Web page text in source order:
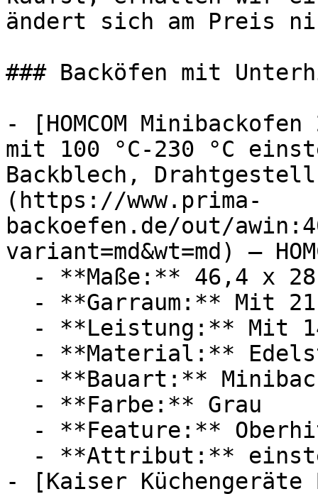
ändert sich am Preis
### Backöfen mit
- [HOMCOM
mit 100 °C-230 °C
Backblech,
(https://www.prima-
backoefen.de/out/
variant=md&wt=md) —
- [Kaiser Küchengeräte